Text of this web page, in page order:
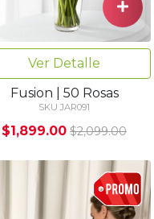
Ver Detalle
Fusion | 50 Rosas
SKU JAR091
$1,899.00 $2,099.00